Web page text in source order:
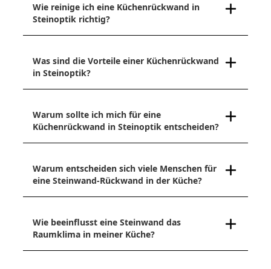
Wie reinige ich eine Küchenrückwand in
Steinoptik richtig?
Was sind die Vorteile einer Küchenrückwand
in Steinoptik?
Warum sollte ich mich für eine
Küchenrückwand in Steinoptik entscheiden?
Warum entscheiden sich viele Menschen für
eine Steinwand-Rückwand in der Küche?
Wie beeinflusst eine Steinwand das
Raumklima in meiner Küche?